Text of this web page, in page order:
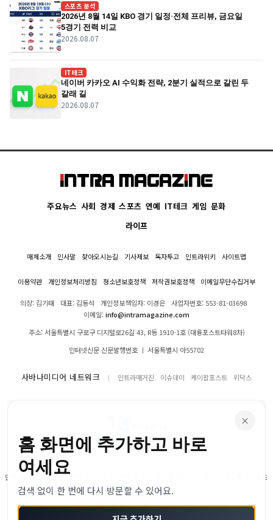
스포츠 분석
2026년 8월 14일 KBO 경기 일정·전체 프리뷰, 금요일
5경기 전력 비교
2026.08.07
IT테크
네이버 카카오 AI 수익화 전략, 2분기 실적으로 갈린 두
갈래 길
2026.08.07
주요뉴스 사회 경제 스포츠 연예 IT테크 게임 문화
라이프
매체소개 인사말 찾아오시는길 기사제보 독자투고 인트라위키 사이트맵
이용약관 개인정보처리방침 청소년보호정책 저작권보호정책 이메일무단수집거부
의장: 김기태 대표: 김동석 개인정보책임자: 이경은
사업자번호: 553-81-03698
이메일:info@intramagazine.com
주소: 서울특별시 구로구 디지털로26길 43, R동 1910-1호 (대륭포스트타워8차)
인터넷신문 신문발행번호 ㅣ 서울특별시 아55702
사바나미디어 네트워크 인트라매거진 이슈데이 케이팝포스트 위닥스
인트라매거진의 모든 콘텐츠(기사)는 저작권법의 보호를 받으며, 무단 전재, 복사, 배포
등을 금합니다.
© 2024–2026 인트라매거진. All Rights Reserved
×
홈 화면에 추가하고 바로
여세요
검색 없이 한 번에 다시 방문할 수 있어요.